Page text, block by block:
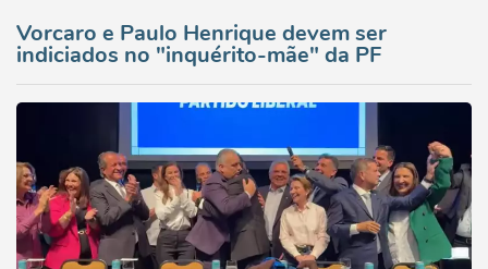
Vorcaro e Paulo Henrique devem ser
indiciados no "inquérito-mãe" da PF